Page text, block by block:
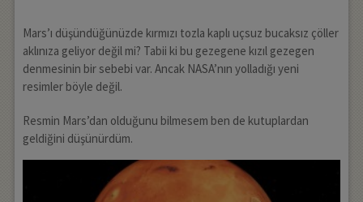
Mars’ı düşündüğünüzde kırmızı tozla kaplı uçsuz bucaksız çöller
aklınıza geliyor değil mi? Tabii ki bu gezegene kızıl gezegen
denmesinin bir sebebi var. Ancak NASA’nın yolladığı yeni
resimler böyle değil.
Resmin Mars’dan olduğunu bilmesem ben de kutuplardan
geldiğini düşünürdüm.